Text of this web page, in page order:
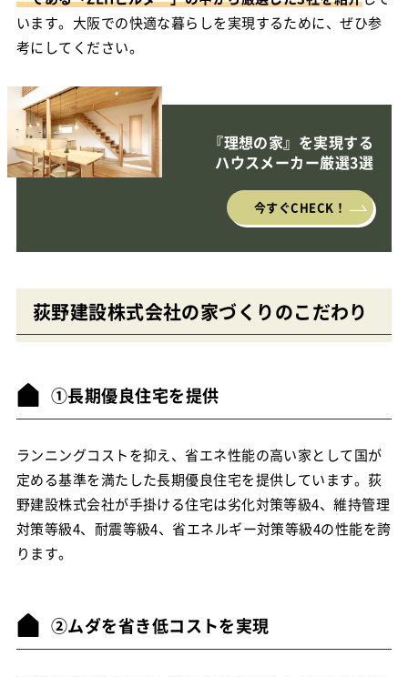
います。大阪での快適な暮らしを実現するために、ぜひ参
考にしてください。
『理想の家』を実現する
ハウスメーカー厳選3選
今すぐCHECK！
荻野建設株式会社の家づくりのこだわり
①長期優良住宅を提供
ランニングコストを抑え、省エネ性能の高い家として国が
定める基準を満たした長期優良住宅を提供しています。荻
野建設株式会社が手掛ける住宅は劣化対策等級4、維持管理
対策等級4、耐震等級4、省エネルギー対策等級4の性能を誇
ります。
②ムダを省き低コストを実現